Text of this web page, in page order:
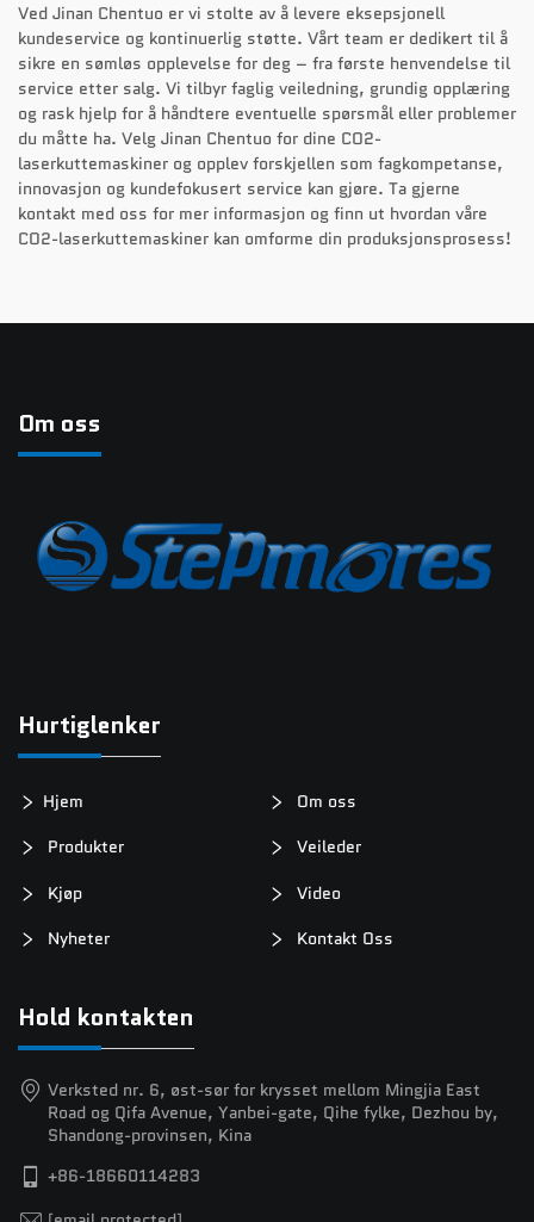
Ved Jinan Chentuo er vi stolte av å levere eksepsjonell
kundeservice og kontinuerlig støtte. Vårt team er dedikert til å
sikre en sømløs opplevelse for deg – fra første henvendelse til
service etter salg. Vi tilbyr faglig veiledning, grundig opplæring
og rask hjelp for å håndtere eventuelle spørsmål eller problemer
du måtte ha. Velg Jinan Chentuo for dine CO2-
laserkuttemaskiner og opplev forskjellen som fagkompetanse,
innovasjon og kundefokusert service kan gjøre. Ta gjerne
kontakt med oss for mer informasjon og finn ut hvordan våre
CO2-laserkuttemaskiner kan omforme din produksjonsprosess!
Om oss
Hurtiglenker
Hjem
Om oss
Produkter
Veileder
Kjøp
Video
Nyheter
Kontakt Oss
Hold kontakten
Verksted nr. 6, øst-sør for krysset mellom Mingjia East
Road og Qifa Avenue, Yanbei-gate, Qihe fylke, Dezhou by,
Shandong-provinsen, Kina
+86-18660114283